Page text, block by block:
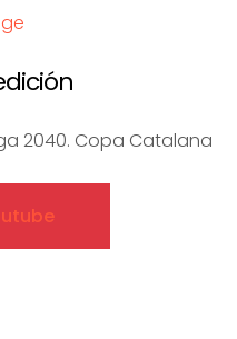
2040. Copa Catalana